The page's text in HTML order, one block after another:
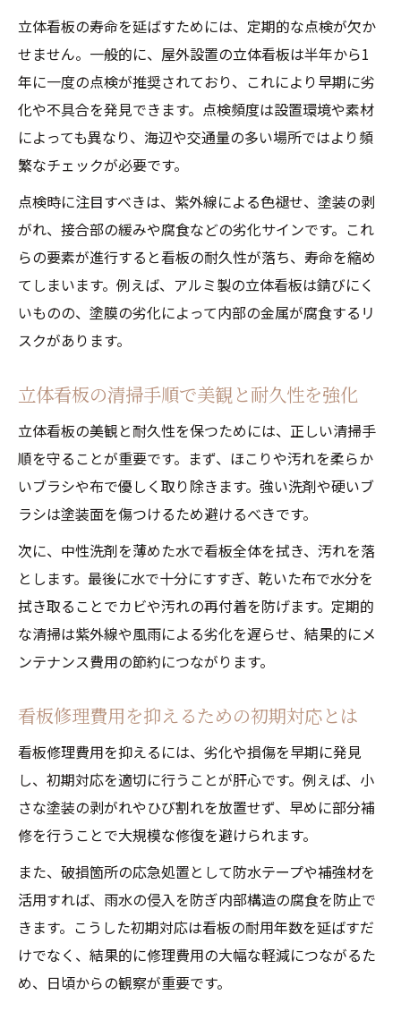
ト
看板修理業者活用で劣化を最小限に抑える
方法
立体看板の紫外線対策とコーティングの選
び方
スタンド看板修理費用を比較し賢く管理す
る
立体看板の防汚・防水処理で長持ちを実現
維持コストを抑える立体看板メンテ術
立体看板の維持管理で費用を最小限に抑え
る方法
メンテ君のような管理サービスの活用ポイ
セルフメンテナンスで立体看板のコスト削
減
立体看板の点検記録が費用削減に役立つ理
看板修理費用とセルフメンテの違いとは
立体看板修理費用とセルフメンテの選び方
専門業者とセルフ修理のメリット・デメリ
ット
ト
看板修理業者依頼時に気を付けるべき点
セルフメンテナンスが立体看板寿命に与え
る効果
木製や金属立体看板ならではの手入れ法
木製立体看板の耐久性を高める保護処理と
は
金属立体看板のサビ対策と長持ちメンテナ
ンス
木製立体看板を長持ちさせる塗料選びのコ
立体看板の寿命を延ばすためには、定期的な点検が欠か
せません。一般的に、屋外設置の立体看板は半年から1
年に一度の点検が推奨されており、これにより早期に劣
化や不具合を発見できます。点検頻度は設置環境や素材
によっても異なり、海辺や交通量の多い場所ではより頻
繁なチェックが必要です。
点検時に注目すべきは、紫外線による色褪せ、塗装の剥
がれ、接合部の緩みや腐食などの劣化サインです。これ
らの要素が進行すると看板の耐久性が落ち、寿命を縮め
てしまいます。例えば、アルミ製の立体看板は錆びにく
いものの、塗膜の劣化によって内部の金属が腐食するリ
スクがあります。
立体看板の清掃手順で美観と耐久性を強化
立体看板の美観と耐久性を保つためには、正しい清掃手
順を守ることが重要です。まず、ほこりや汚れを柔らか
いブラシや布で優しく取り除きます。強い洗剤や硬いブ
ラシは塗装面を傷つけるため避けるべきです。
次に、中性洗剤を薄めた水で看板全体を拭き、汚れを落
とします。最後に水で十分にすすぎ、乾いた布で水分を
拭き取ることでカビや汚れの再付着を防げます。定期的
な清掃は紫外線や風雨による劣化を遅らせ、結果的にメ
ンテナンス費用の節約につながります。
看板修理費用を抑えるための初期対応とは
看板修理費用を抑えるには、劣化や損傷を早期に発見
し、初期対応を適切に行うことが肝心です。例えば、小
さな塗装の剥がれやひび割れを放置せず、早めに部分補
修を行うことで大規模な修復を避けられます。
また、破損箇所の応急処置として防水テープや補強材を
活用すれば、雨水の侵入を防ぎ内部構造の腐食を防止で
きます。こうした初期対応は看板の耐用年数を延ばすだ
けでなく、結果的に修理費用の大幅な軽減につながるた
め、日頃からの観察が重要です。